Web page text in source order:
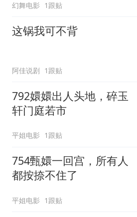
幻舞电影 1跟贴
这锅我可不背
阿佳说剧 1跟贴
792嬛嬛出人头地，碎玉
轩门庭若市
平姐电影 1跟贴
754甄嬛一回宫，所有人
都按捺不住了
平姐电影 1跟贴